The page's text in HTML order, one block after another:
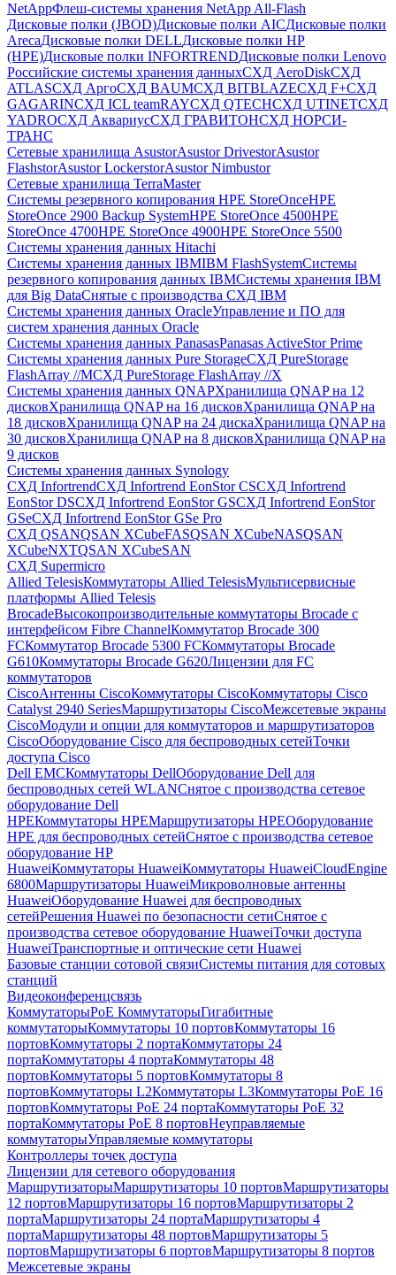
NetAppФлеш-системы хранения NetApp All-Flash
Дисковые полки (JBOD)Дисковые полки AICДисковые полки
ArecaДисковые полки DELLДисковые полки HP
(HPE)Дисковые полки INFORTRENDДисковые полки Lenovo
Российские системы хранения данныхСХД AeroDiskСХД
ATLASСХД AргоСХД BAUMСХД BITBLAZEСХД F+СХД
GAGARINСХД ICL teamRAYСХД QTECHСХД UTINETСХД
YADROСХД АквариусСХД ГРАВИТОНСХД НОРСИ-
ТРАНС
Сетевые хранилища AsustorAsustor DrivestorAsustor
FlashstorAsustor LockerstorAsustor Nimbustor
Сетевые хранилища TerraMaster
Системы резервного копирования HPE StoreOnceHPE
StoreOnce 2900 Backup SystemHPE StoreOnce 4500HPE
StoreOnce 4700HPE StoreOnce 4900HPE StoreOnce 5500
Системы хранения данных Hitachi
Системы хранения данных IBMIBM FlashSystemСистемы
резервного копирования данных IBMСистемы хранения IBM
для Big DataСнятые с производства СХД IBM
Системы хранения данных OracleУправление и ПО для
систем хранения данных Oracle
Системы хранения данных PanasasPanasas ActiveStor Prime
Системы хранения данных Pure StorageСХД PureStorage
FlashArray //MСХД PureStorage FlashArray //X
Системы хранения данных QNAPХранилища QNAP на 12
дисковХранилища QNAP на 16 дисковХранилища QNAP на
18 дисковХранилища QNAP на 24 дискаХранилища QNAP на
30 дисковХранилища QNAP на 8 дисковХранилища QNAP на
9 дисков
Системы хранения данных Synology
СХД InfortrendСХД Infortrend EonStor CSСХД Infortrend
EonStor DSСХД Infortrend EonStor GSСХД Infortrend EonStor
GSeСХД Infortrend EonStor GSe Pro
СХД QSANQSAN XCubeFASQSAN XCubeNASQSAN
XCubeNXTQSAN XCubeSAN
СХД Supermicro
Allied TelesisКоммутаторы Allied TelesisМультисервисные
платформы Allied Telesis
BrocadeВысокопроизводительные коммутаторы Brocade с
интерфейсом Fibre ChannelКоммутатор Brocade 300
FCКоммутатор Brocade 5300 FCКоммутаторы Brocade
G610Коммутаторы Brocade G620Лицензии для FC
коммутаторов
CiscoАнтенны CiscoКоммутаторы CiscoКоммутаторы Cisco
Catalyst 2940 SeriesМаршрутизаторы CiscoМежсетевые экраны
CiscoМодули и опции для коммутаторов и маршрутизаторов
CiscoОборудование Cisco для беспроводных сетейТочки
доступа Cisco
Dell EMCКоммутаторы DellОборудование Dell для
беспроводных сетей WLANСнятое с производства сетевое
оборудование Dell
HPEКоммутаторы HPEМаршрутизаторы HPEОборудование
HPE для беспроводных сетейСнятое с производства сетевое
оборудование HP
HuaweiКоммутаторы HuaweiКоммутаторы HuaweiCloudEngine
6800Маршрутизаторы HuaweiМикроволновые антенны
HuaweiОборудование Huawei для беспроводных
сетейРешения Huawei по безопасности сетиСнятое с
производства сетевое оборудование HuaweiТочки доступа
HuaweiТранспортные и оптические сети Huawei
Базовые станции сотовой связиСистемы питания для сотовых
станций
Видеоконференцсвязь
КоммутаторыPoE КоммутаторыГигабитные
коммутаторыКоммутаторы 10 портовКоммутаторы 16
портовКоммутаторы 2 портаКоммутаторы 24
портаКоммутаторы 4 портаКоммутаторы 48
портовКоммутаторы 5 портовКоммутаторы 8
портовКоммутаторы L2Коммутаторы L3Коммутаторы PoE 16
портовКоммутаторы PoE 24 портаКоммутаторы PoE 32
портаКоммутаторы PoE 8 портовНеуправляемые
коммутаторыУправляемые коммутаторы
Контроллеры точек доступа
Лицензии для сетевого оборудования
МаршрутизаторыМаршрутизаторы 10 портовМаршрутизаторы
12 портовМаршрутизаторы 16 портовМаршрутизаторы 2
портаМаршрутизаторы 24 портаМаршрутизаторы 4
портаМаршрутизаторы 48 портовМаршрутизаторы 5
портовМаршрутизаторы 6 портовМаршрутизаторы 8 портов
Межсетевые экраны